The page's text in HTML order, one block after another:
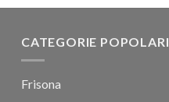
CATEGORIE POPOLARI
Frisona